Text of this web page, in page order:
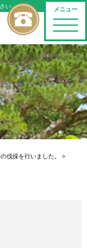
メニュー
toggle
い
伐採を行いました。
>